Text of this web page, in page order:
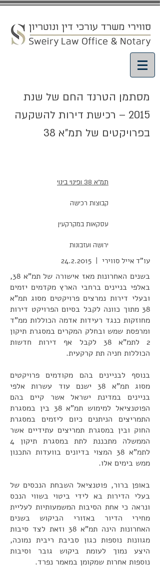
מסתמן הטרנד החם של שנת
2015 – רכישת דירות להשקעה
בפרויקטים של תמ"א 38
תמ"א 38 ופינוי בינוי
קבוצות רכישה
עסקאות במקרקעין
ירושה ועזבונות
עו"ד אייל סווירי | 24.2.2015
בשנים האחרונות מאז אישורה של תמ"א 38,
באלפי בניינים ברחבי הארץ מקדמים יזמים
ובעלי דירות נמרצים פרויקטים מסוג תמ"א
38 מתוך כוונה לקבל בסיום הפרויקט דירות
מחוזקות כנגד רעידות אדמה הכוללות ממ"ד
ומרפסת שמש ובחלק המקרים במסגרת תיקון
2 לתמ"א 38 לקבל אף דירות חדשות
הכוללות חניה תת קרקעית.
בנוסף לבניינים בהם מקודמים פרויקטים
מסוג תמ"א 38 ישנם עוד עשרות אלפי
בניינים במדינת ישראל אשר קיים בהם
הפוטנציאל למימוש תמ"א 38 בין במסגרת
התמריצים הניתנים כיום ליזמים במסגרת
החוק ובין במסגרת תמריצים עתידיים אשר
הממשלה מתכננת לתת במסגרת תיקון 4
לתמ"א 38 המצוי בדיונים בוועדות התכנון
ממש בימים אלו.
באופן ברור, פוטנציאל השבחת הנכסים של
בעלי הדירות בא לידי ביטוי בשווי הנכס
ונראה כי אחת הסיבות המשמעותיות לעליית
מחירי הדיור באזורי הביקוש בשנים
האחרונות הינה תמ"א 38 וזאת לצד סיבות
מגוונות נוספות כגון סביבת ריבית נמוכה,
היצע נמוך לעומת ביקוש גובר וסיבות
נוספות אחרות שמקומן במאמר נפרד.